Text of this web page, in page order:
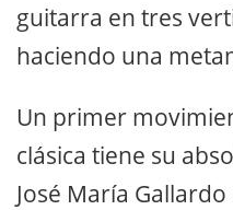
guitarra en tres
haciendo una
Un primer
clásica tiene su
José María